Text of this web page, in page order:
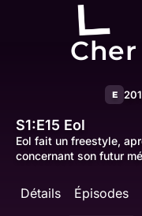
E
S1:E15 Eol
Eol fait un freestyle,
concernant son futur
Détails Épisodes